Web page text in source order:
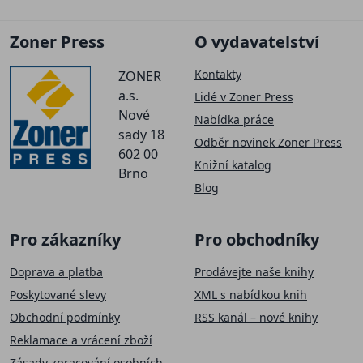
Zoner Press
ZONER
a.s.
Nové
sady 18
602 00
Brno
O vydavatelství
Kontakty
Lidé v Zoner Press
Nabídka práce
Odběr novinek Zoner Press
Knižní katalog
Blog
Pro zákazníky
Doprava a platba
Poskytované slevy
Obchodní podmínky
Reklamace a vrácení zboží
Pro obchodníky
Prodávejte naše knihy
XML s nabídkou knih
RSS kanál – nové knihy